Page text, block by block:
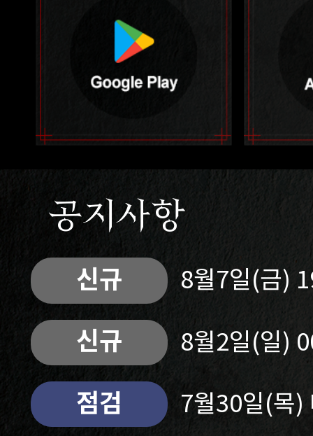
공지사항
신규 8월7일(금)
신규 8월2일(일)
점검 7월30일(목)